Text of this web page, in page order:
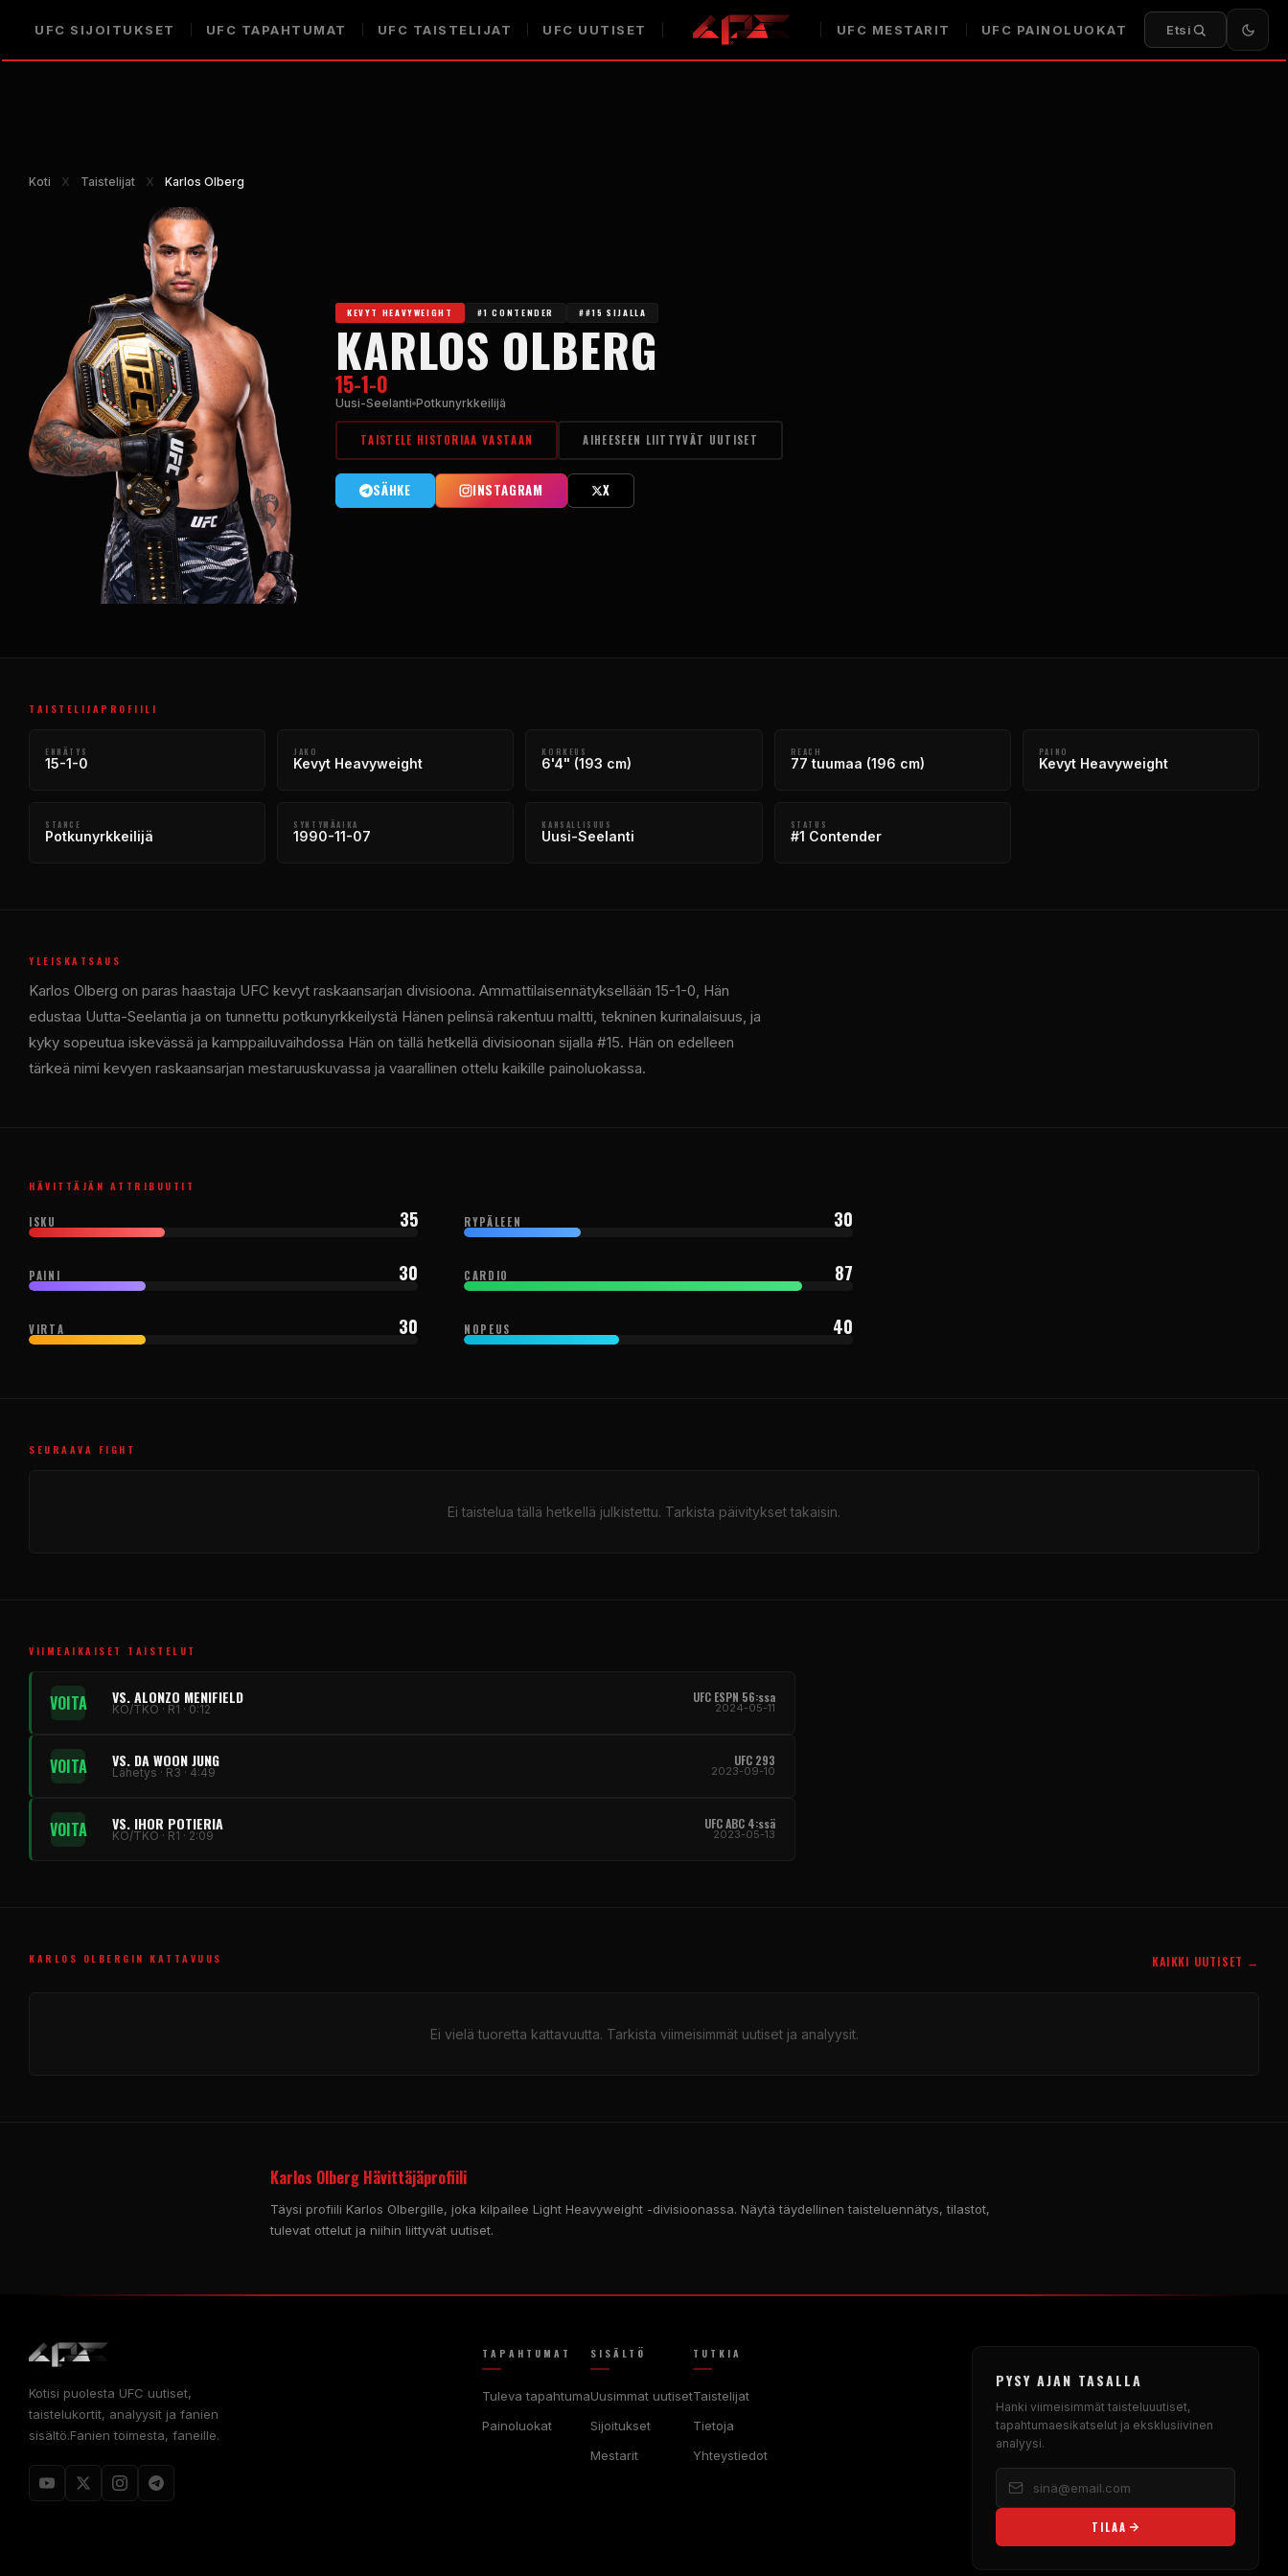
UFC SIJOITUKSET UFC TAPAHTUMAT UFC TAISTELIJAT UFC UUTISET UFC MESTARIT UFC PAINOLUOKAT Etsi
Koti Χ Taistelijat Χ Karlos Olberg
KEVYT HEAVYWEIGHT #1 CONTENDER ##15 SIJALLA
KARLOS OLBERG
15-1-0
Uusi-Seelanti Potkunyrkkeilijä
TAISTELE HISTORIAA VASTAAN AIHEESEEN LIITTYVÄT UUTISET
SÄHKE INSTAGRAM X
TAISTELIJAPROFIILI
ENNÄTYS
15-1-0
JAKO
Kevyt Heavyweight
KORKEUS
6'4" (193 cm)
REACH
77 tuumaa (196 cm)
PAINO
Kevyt Heavyweight
STANCE
Potkunyrkkeilijä
SYNTYMÄAIKA
1990-11-07
KANSALLISUUS
Uusi-Seelanti
STATUS
#1 Contender
YLEISKATSAUS
Karlos Olberg on paras haastaja UFC kevyt raskaansarjan divisioona. Ammattilaisennätyksellään 15-1-0, Hän
edustaa Uutta-Seelantia ja on tunnettu potkunyrkkeilystä Hänen pelinsä rakentuu maltti, tekninen kurinalaisuus, ja
kyky sopeutua iskevässä ja kamppailuvaihdossa Hän on tällä hetkellä divisioonan sijalla #15. Hän on edelleen
tärkeä nimi kevyen raskaansarjan mestaruuskuvassa ja vaarallinen ottelu kaikille painoluokassa.
HÄVITTÄJÄN ATTRIBUUTIT
ISKU 35 RYPÄLEEN 30
PAINI 30 CARDIO 87
VIRTA 30 NOPEUS 40
SEURAAVA FIGHT
Ei taistelua tällä hetkellä julkistettu. Tarkista päivitykset takaisin.
VIIMEAIKAISET TAISTELUT
VOITA VS. ALONZO MENIFIELD
KO/TKO · R1 · 0:12
UFC ESPN 56:ssa
2024-05-11
VOITA VS. DA WOON JUNG
Lähetys · R3 · 4:49
UFC 293
2023-09-10
VOITA VS. IHOR POTIERIA
KO/TKO · R1 · 2:09
UFCABC 4:ssä
2023-05-13
KARLOS OLBERGIN KATTAVUUS KAIKKI UUTISET →
Ei vielä tuoretta kattavuutta. Tarkista viimeisimmät uutiset ja analyysit.
Karlos Olberg Hävittäjäprofiili
Täysi profiili Karlos Olbergille, joka kilpailee Light Heavyweight -divisioonassa. Näytä täydellinen taisteluennätys, tilastot,
tulevat ottelut ja niihin liittyvät uutiset.
Kotisi puolesta UFC uutiset,
taistelukortit, analyysit ja fanien
sisältö.Fanien toimesta, faneille.
TAPAHTUMAT
Tuleva tapahtuma
Painoluokat
SISÄLTÖ
Uusimmat uutiset
Sijoitukset
Mestarit
TUTKIA
Taistelijat
Tietoja
Yhteystiedot
PYSY AJAN TASALLA
Hanki viimeisimmät taisteluuutiset,
tapahtumaesikatselut ja eksklusiivinen
analyysi.
TILAA